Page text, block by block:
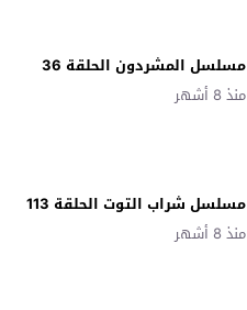
مسلسل المشردون الحلقة 36
منذ 8 أشهر
مسلسل شراب التوت الحلقة 113
منذ 8 أشهر